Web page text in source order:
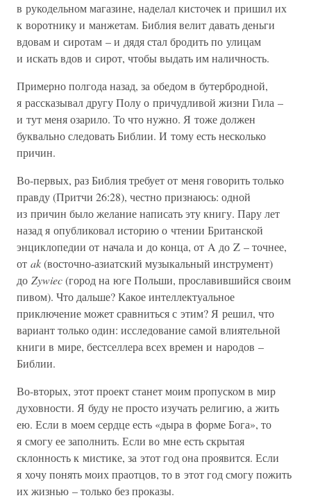
в рукодельном магазине, наделал кисточек и пришил их
к воротнику и манжетам. Библия велит давать деньги
вдовам и сиротам – и дядя стал бродить по улицам
и искать вдов и сирот, чтобы выдать им наличность.
Примерно полгода назад, за обедом в бутербродной,
я рассказывал другу Полу о причудливой жизни Гила –
и тут меня озарило. То что нужно. Я тоже должен
буквально следовать Библии. И тому есть несколько
причин.
Во-первых, раз Библия требует от меня говорить только
правду (Притчи 26:28), честно признаюсь: одной
из причин было желание написать эту книгу. Пару лет
назад я опубликовал историю о чтении Британской
энциклопедии от начала и до конца, от A до Z – точнее,
от ak(восточно-азиатский музыкальный инструмент)
до Zywiec(город на юге Польши, прославившийся своим
пивом). Что дальше? Какое интеллектуальное
приключение может сравниться с этим? Я решил, что
вариант только один: исследование самой влиятельной
книги в мире, бестселлера всех времен и народов –
Библии.
Во-вторых, этот проект станет моим пропуском в мир
духовности. Я буду не просто изучать религию, а жить
ею. Если в моем сердце есть «дыра в форме Бога», то
я смогу ее заполнить. Если во мне есть скрытая
склонность к мистике, за этот год она проявится. Если
я хочу понять моих праотцов, то в этот год смогу пожить
их жизнью – только без проказы.